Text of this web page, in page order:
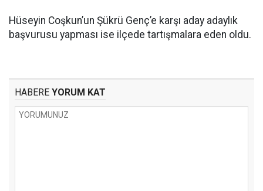
Hüseyin Coşkun’un Şükrü Genç’e karşı aday adaylık
başvurusu yapması ise ilçede tartışmalara eden oldu.
HABERE YORUM KAT